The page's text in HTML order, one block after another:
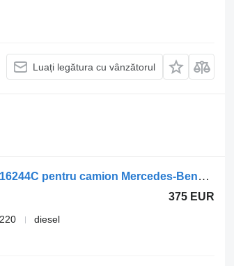
Luați legătura cu vânzătorul
Sisteme de încălzire Webasto Actros mp4 (01.12-) 1316244C pentru camion Mercedes-Benz Actros MP4 Antos Arocs (2012-)
375 EUR
diesel